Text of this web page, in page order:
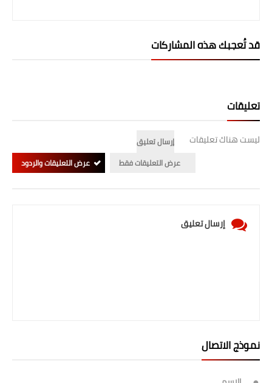
قد تُعجبك هذه المشاركات
تعليقات
ليست هناك تعليقات
إرسال تعليق
عرض التعليقات فقط
عرض التعليقات والردود
إرسال تعليق
نموذج الاتصال